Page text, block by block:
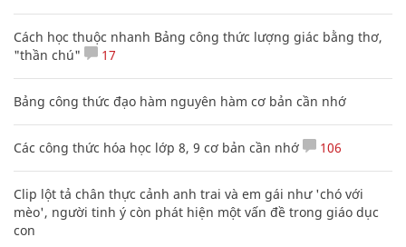
Cách học thuộc nhanh Bảng công thức lượng giác bằng thơ,
"thần chú"
17
Bảng công thức đạo hàm nguyên hàm cơ bản cần nhớ
Các công thức hóa học lớp 8, 9 cơ bản cần nhớ 106
Clip lột tả chân thực cảnh anh trai và em gái như 'chó với
mèo', người tinh ý còn phát hiện một vấn đề trong giáo dục
con